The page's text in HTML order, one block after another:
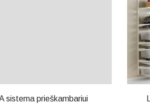
sistema prieškambariui